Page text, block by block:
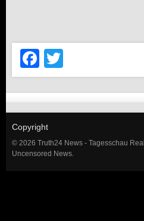
Facebook
Copyright
© 2026 Truth24 News - Tagesschau Real
Uncensored News.